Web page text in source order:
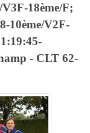
18ème/F;
10ème/V2F-
- CLT 62-